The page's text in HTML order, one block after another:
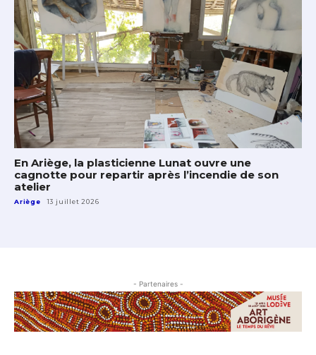
En Ariège, la plasticienne Lunat ouvre une
cagnotte pour repartir après l’incendie de son
atelier
Ariège 13 juillet 2026
- Partenaires -